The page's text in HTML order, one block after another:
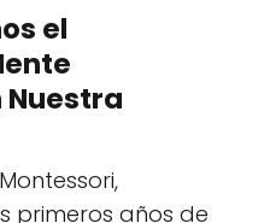
el
primeros años de